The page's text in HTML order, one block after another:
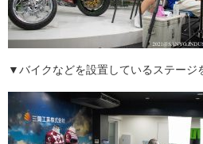
▼バイクなどを設置しているステージ